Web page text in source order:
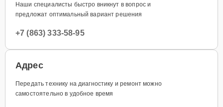
Наши специалисты быстро вникнут в вопрос и
предложат оптимальный вариант решения
+7 (863) 333-58-95
Адрес
Передать технику на диагностику и ремонт можно
самостоятельно в удобное время